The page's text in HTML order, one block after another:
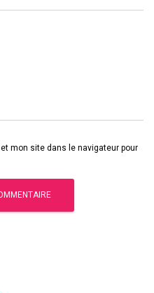
mon site dans le navigateur pour